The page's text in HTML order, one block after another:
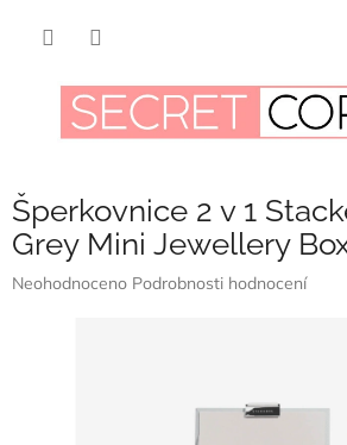
Šperkovnice 2 v 1
Grey Mini Jewellery
Průměrné
Neohodnoceno Podrobnosti hodnocení